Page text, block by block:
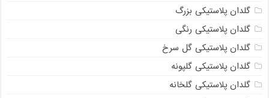
گلدان پلاستیکی بزرگ
گلدان پلاستیکی رنگی
گلدان پلاستیکی گل سرخ
گلدان پلاستیکی گلپونه
گلدان پلاستیکی گلخانه